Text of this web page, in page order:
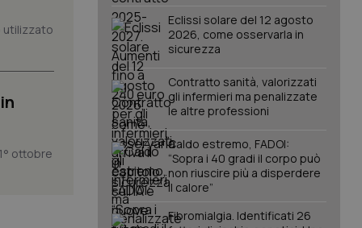
utilizzato
ottobre
Eclissi solare del 12 agosto
2026, come osservarla in
sicurezza
Contratto sanità, valorizzati
gli infermieri ma penalizzate
le altre professioni
Caldo estremo, FADOI:
“Sopra i 40 gradi il corpo può
non riuscire più a disperdere
il calore”
Fibromialgia. Identificati 26
sulle pagine
le
che le loro
future.